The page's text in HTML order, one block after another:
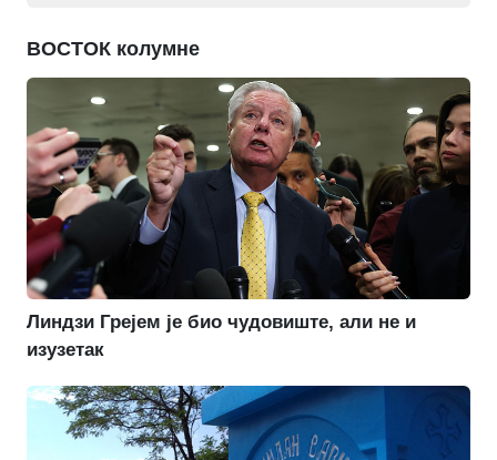
ВОСТОК колумне
Линдзи Грејем је био чудовиште, али не и
изузетак